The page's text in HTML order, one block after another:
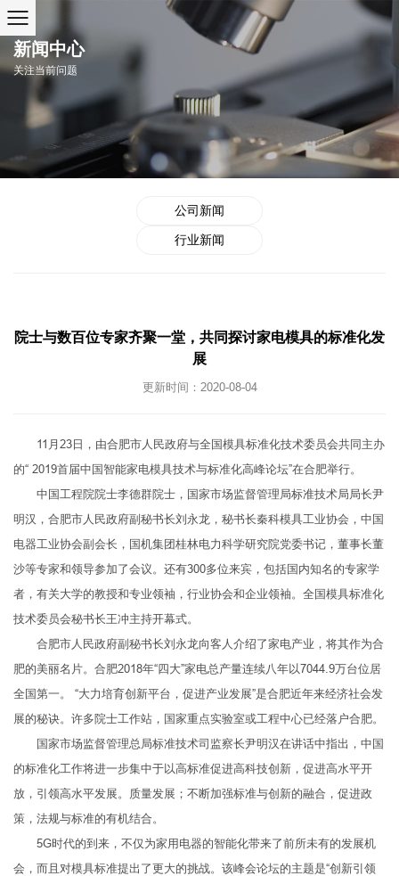
新闻中心
关注当前问题
公司新闻
行业新闻
院士与数百位专家齐聚一堂，共同探讨家电模具的标准化发
展
更新时间：2020-08-04
11月23日，由合肥市人民政府与全国模具标准化技术委员会共同主办
的“ 2019首届中国智能家电模具技术与标准化高峰论坛”在合肥举行。
中国工程院院士李德群院士，国家市场监督管理局标准技术局局长尹
明汉，合肥市人民政府副秘书长刘永龙，秘书长秦科模具工业协会，中国
电器工业协会副会长，国机集团桂林电力科学研究院党委书记，董事长董
沙等专家和领导参加了会议。还有300多位来宾，包括国内知名的专家学
者，有关大学的教授和专业领袖，行业协会和企业领袖。全国模具标准化
技术委员会秘书长王冲主持开幕式。
合肥市人民政府副秘书长刘永龙向客人介绍了家电产业，将其作为合
肥的美丽名片。合肥2018年“四大”家电总产量连续八年以7044.9万台位居
全国第一。 “大力培育创新平台，促进产业发展”是合肥近年来经济社会发
展的秘诀。许多院士工作站，国家重点实验室或工程中心已经落户合肥。
国家市场监督管理总局标准技术司监察长尹明汉在讲话中指出，中国
的标准化工作将进一步集中于以高标准促进高科技创新，促进高水平开
放，引领高水平发展。质量发展；不断加强标准与创新的融合，促进政
策，法规与标准的有机结合。
5G时代的到来，不仅为家用电器的智能化带来了前所未有的发展机
会，而且对模具标准提出了更大的挑战。该峰会论坛的主题是“创新引领